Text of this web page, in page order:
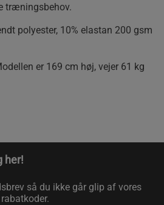
træningsbehov.
polyester, 10% elastan 200 gsm
er 169 cm høj, vejer 61 kg
her!
så du ikke går glip af vores